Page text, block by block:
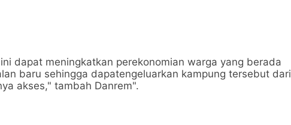
dapat meningkatkan perekonomian warga yang berada
baru sehingga dapatengeluarkan kampung tersebut dari
akses," tambah Danrem".